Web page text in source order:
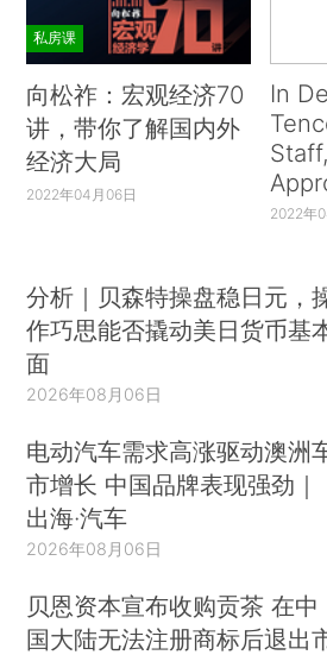
私房课
向松祚：宏观经济70
讲，带你了解国内外
经济大局
2022年04月06日
In
2022年
分析｜贝森特操盘稳日元，
作巧思能否撬动美日货币基
面
2026年08月06日
电动汽车需求高涨驱动澳洲
市增长 中国品牌表现强劲｜
出海·汽车
2026年08月06日
贝恩资本宣布收购贡茶 在中
国大陆无法注册商标后退出